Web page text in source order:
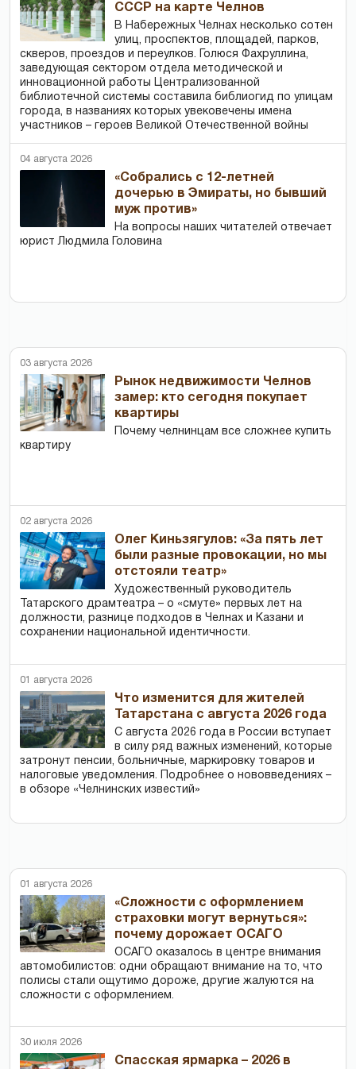
СССР на карте Челнов
В Набережных Челнах несколько сотен
улиц, проспектов, площадей, парков,
скверов, проездов и переулков. Голюся Фахруллина,
заведующая сектором отдела методической и
инновационной работы Централизованной
библиотечной системы составила библиогид по улицам
города, в названиях которых увековечены имена
участников – героев Великой Отечественной войны
04 августа 2026
«Собрались с 12-летней
дочерью в Эмираты, но бывший
муж против»
На вопросы наших читателей отвечает
юрист Людмила Головина
03 августа 2026
Рынок недвижимости Челнов
замер: кто сегодня покупает
квартиры
Почему челнинцам все сложнее купить
квартиру
02 августа 2026
Олег Киньзягулов: «За пять лет
были разные провокации, но мы
отстояли театр»
Художественный руководитель
Татарского драмтеатра – о «смуте» первых лет на
должности, разнице подходов в Челнах и Казани и
сохранении национальной идентичности.
01 августа 2026
Что изменится для жителей
Татарстана с августа 2026 года
С августа 2026 года в России вступает
в силу ряд важных изменений, которые
затронут пенсии, больничные, маркировку товаров и
налоговые уведомления. Подробнее о нововведениях –
в обзоре «Челнинских известий»
01 августа 2026
«Сложности с оформлением
страховки могут вернуться»:
почему дорожает ОСАГО
ОСАГО оказалось в центре внимания
автомобилистов: одни обращают внимание на то, что
полисы стали ощутимо дороже, другие жалуются на
сложности с оформлением.
30 июля 2026
Спасская ярмарка – 2026 в